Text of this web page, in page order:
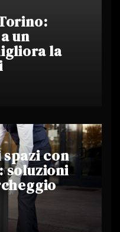
un
la
con
soluzioni